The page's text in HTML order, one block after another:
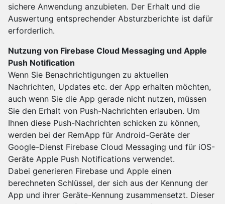
sichere Anwendung anzubieten. Der Erhalt und die
Auswertung entsprechender Absturzberichte ist dafür
erforderlich.
Nutzung von Firebase Cloud Messaging und Apple
Push Notification
Wenn Sie Benachrichtigungen zu aktuellen
Nachrichten, Updates etc. der App erhalten möchten,
auch wenn Sie die App gerade nicht nutzen, müssen
Sie den Erhalt von Push-Nachrichten erlauben. Um
Ihnen diese Push-Nachrichten schicken zu können,
werden bei der RemApp für Android-Geräte der
Google-Dienst Firebase Cloud Messaging und für iOS-
Geräte Apple Push Notifications verwendet.
Dabei generieren Firebase und Apple einen
berechneten Schlüssel, der sich aus der Kennung der
App und ihrer Geräte-Kennung zusammensetzt. Dieser